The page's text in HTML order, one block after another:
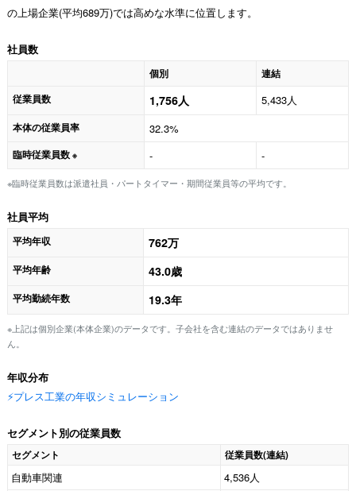
の上場企業(平均689万)では高めな水準に位置します。
社員数
個別
連結
従業員数
1,756人 5,433人
本体の従業員率 32.3%
臨時従業員数 ※ - -
※臨時従業員数は派遣社員・パートタイマー・期間従業員等の平均です。
社員平均
平均年収 762万
平均年齢 43.0歳
平均勤続年数 19.3年
※上記は個別企業(本体企業)のデータです。子会社を含む連結のデータではありませ
ん。
年収分布
⚡️プレス工業の年収シミュレーション
セグメント別の従業員数
セグメント 従業員数(連結)
自動車関連
4,536人